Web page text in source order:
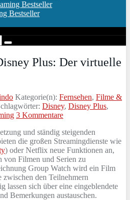
Bestseller
Bestseller
Plus: Der virtuelle
Kategorie(n): Fernsehen, Filme &
Disney, Disney Plus,
3 Kommentare
und ständig steigenden
die großen Streamingdienste wie
) oder Netflix neue Funktionen an,
von Filmen und Serien zu
Group Watch wird ein Film
zwischen den Teilnehmern
lassen sich über eine eingeblendete
Bemerkungen austauschen.